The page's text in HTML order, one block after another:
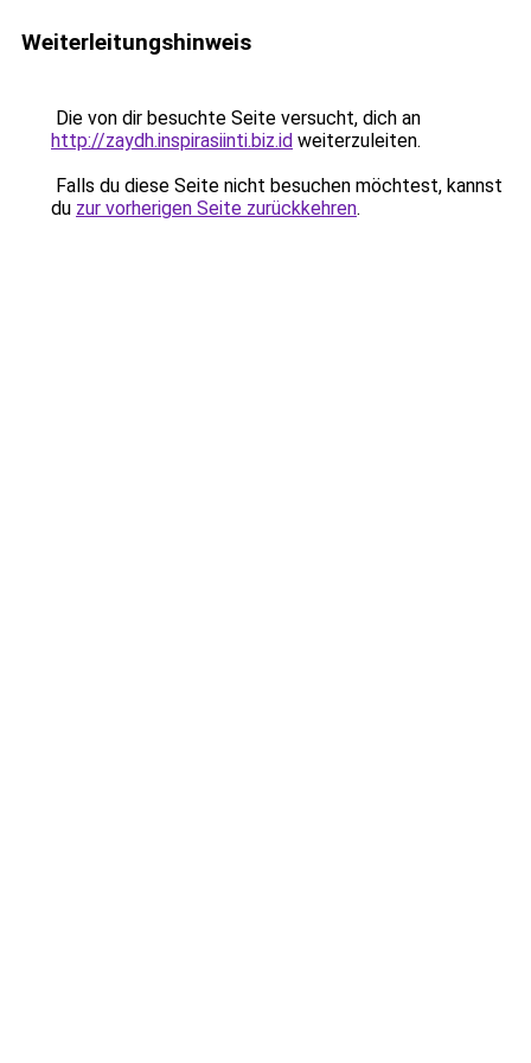
Weiterleitungshinweis
Die von dir besuchte Seite versucht, dich an
http://zaydh.inspirasiinti.biz.id weiterzuleiten.
Falls du diese Seite nicht besuchen möchtest, kannst
du zur vorherigen Seite zurückkehren.